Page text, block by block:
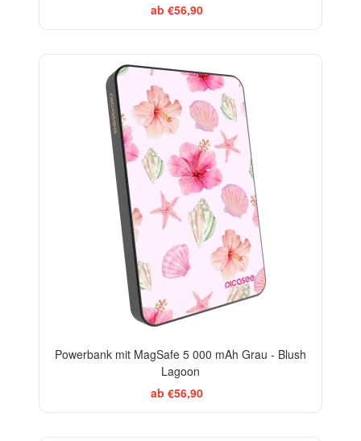
ab €56,90
Powerbank mit MagSafe 5 000 mAh Grau - Blush
Lagoon
ab €56,90